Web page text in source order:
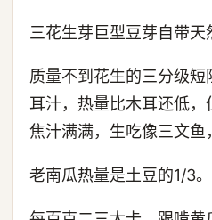
三花生芽巨型豆芽自带天
质量不到花生的三分级
耳汁，热量比木耳还低，
焦汁满满，生吃像三文鱼
老南瓜热量是土豆的1/3。